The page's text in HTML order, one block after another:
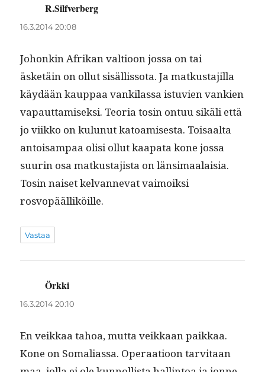
R.Silfverberg
16.3.2014 20:08
Johonkin Afrikan val­tioon jos­sa on tai
äsketäin on ollut sisäl­lis­so­ta. Ja matkus­ta­jil­la
käy­dään kaup­paa vanki­las­sa istu­vien vankien
vapaut­tamisek­si. Teo­ria tosin ontuu sikäli että
jo viikko on kulunut katoamis­es­ta. Toisaal­ta
antoisam­paa olisi ollut kaa­p­a­ta kone jos­sa
suurin osa matkus­ta­jista on län­si­maalaisia.
Tosin naiset kel­van­nevat vaimoik­si
rosvopäälliköille.
Vastaa
Örkki
16.3.2014 20:10
En veikkaa tahoa, mut­ta veikkaan paikkaa.
Kone on Soma­lias­sa. Oper­aa­tioon tarvi­taan